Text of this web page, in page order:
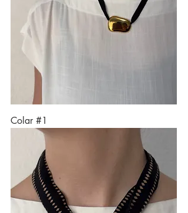
Colar #1